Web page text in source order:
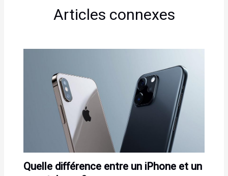
Articles connexes
Quelle différence entre un iPhone et un